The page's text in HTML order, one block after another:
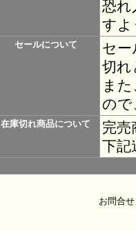
恐れ
すよ
セールについて
セ
切れ
ま
ので
在庫切れ商品について
完
下記
お問合